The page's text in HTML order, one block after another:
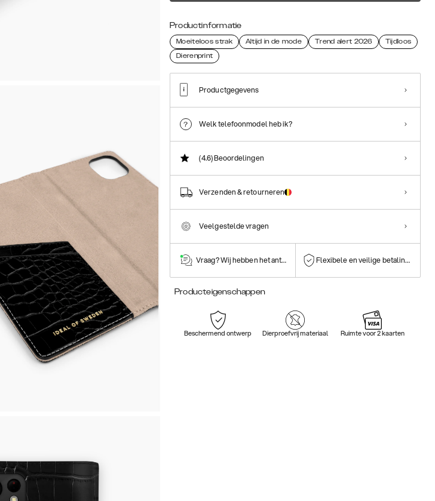
Productinformatie
Moeiteloos strak Altijd in de mode Trend alert 2026
Tijdloos
Dierenprint
Productgegevens
Welk telefoonmodel heb ik?
(4.6)Beoordelingen
Verzenden & retourneren
Veelgestelde vragen
Vraag? Wij hebben het antwoord! Flexibele en veilige betalingen
Producteigenschappen
Beschermend ontwerp Dierproefvrij materiaal Ruimte voor 2 kaarten